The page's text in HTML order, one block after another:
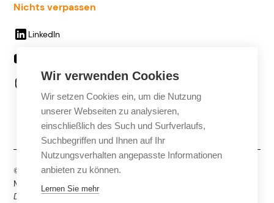
Nichts verpassen
LinkedIn
Instagram
Facebook
© FLM Media, eine Marke der Franken Lehrmittel
Medientechnik Krug & Langer GmbH. All rights reserved.
Diese Website kann KI-generierte Inhalte enthalten.
Wir verwenden Cookies
Wir setzen Cookies ein, um die Nutzung
unserer Webseiten zu analysieren,
einschließlich des Such und Surfverlaufs,
Suchbegriffen und Ihnen auf Ihr
Nutzungsverhalten angepasste Informationen
anbieten zu können.
Lernen Sie mehr